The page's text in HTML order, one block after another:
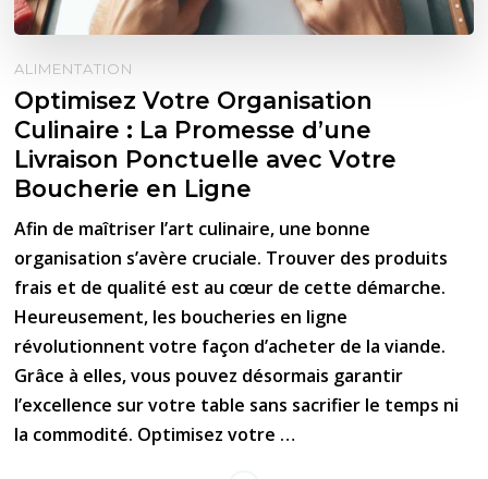
ALIMENTATION
Optimisez Votre Organisation
Culinaire : La Promesse d’une
Livraison Ponctuelle avec Votre
Boucherie en Ligne
Afin de maîtriser l’art culinaire, une bonne
organisation s’avère cruciale. Trouver des produits
frais et de qualité est au cœur de cette démarche.
Heureusement, les boucheries en ligne
révolutionnent votre façon d’acheter de la viande.
Grâce à elles, vous pouvez désormais garantir
l’excellence sur votre table sans sacrifier le temps ni
la commodité. Optimisez votre …